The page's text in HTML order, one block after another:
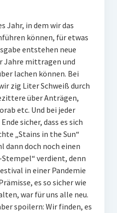
Jahr, in dem wir das
können, für etwas
entstehen neue
Jahre mittragen und
lachen können. Bei
zig Liter Schweiß durch
über Anträgen,
etc. Und bei jeder
sicher, dass es sich
„Stains in the Sun“
dann doch noch einen
verdient, denn
in einer Pandemie
es so sicher wie
war für uns alle neu.
spoilern: Wir finden, es